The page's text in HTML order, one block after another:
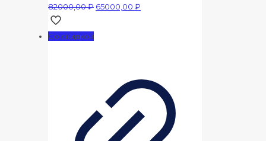
82000,00₽ Первоначальная
65000,00 ₽
Со скидкой